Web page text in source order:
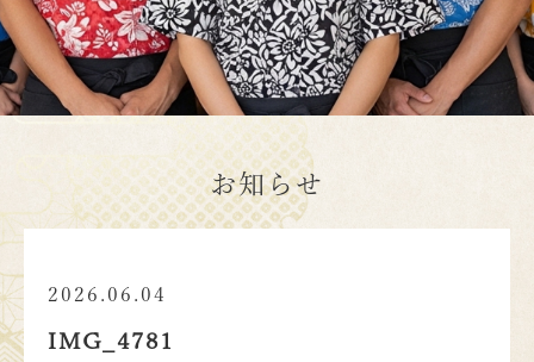
お知らせ
2026.06.04
IMG_4781